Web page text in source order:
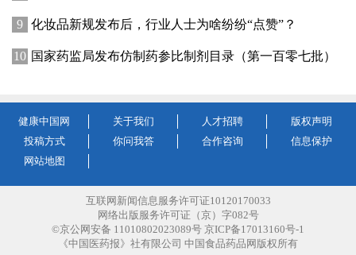
化妆品新规发布后，行业人士为啥纷纷“点赞”？
国家药监局发布仿制药参比制剂目录（第一百零七批）
健康中国网 关于我们 人才招聘
版权声明
投稿方式
你问我答 合作咨询
信息保护
网站地图
互联网新闻信息服务许可证10120170033
网络出版服务许可证（京）字082号
©京公网安备 11010802023089号 京ICP备17013160号-1
《中国医药报》社有限公司 中国食品药品网版权所有